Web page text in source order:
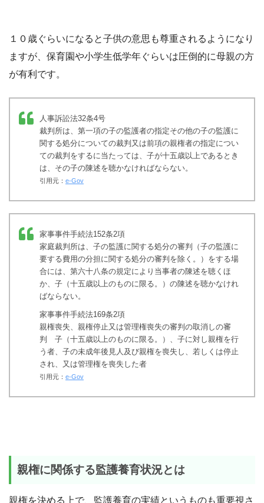
１０歳ぐらいになると子供の意思も尊重されるようになり
ますが、保育園や小学生低学年ぐらいは圧倒的に母親の方
が有利です。
人事訴訟法32条4号
裁判所は、第一項の子の監護者の指定その他の子の監護に
関する処分についての裁判又は前項の親権者の指定につい
ての裁判をするに当たっては、子が十五歳以上であるとき
は、その子の陳述を聴かなければならない。
引用元： e-Gov
家事事件手続法152条2項
家庭裁判所は、子の監護に関する処分の審判（子の監護に
要する費用の分担に関する処分の審判を除く。）をする場
合には、第六十八条の規定により当事者の陳述を聴くほ
か、子（十五歳以上のものに限る。）の陳述を聴かなけれ
ばならない。
家事事件手続法169条2項
親権喪失、親権停止又は管理権喪失の審判の取消しの審
判 子（十五歳以上のものに限る。）、子に対し親権を行
う者、子の未成年後見人及び親権を喪失し、若しくは停止
され、又は管理権を喪失した者
引用元： e-Gov
親権に関係する監護養育状況とは
親権を決める上で、監護養育の実績というものも重要視さ